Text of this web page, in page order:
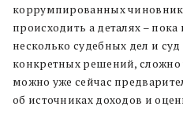
коррумпированных
происходить а деталях – пока
несколькосудебных дел и
конкретных решений,сложно
можно уже сейчас
об источниках доходов и